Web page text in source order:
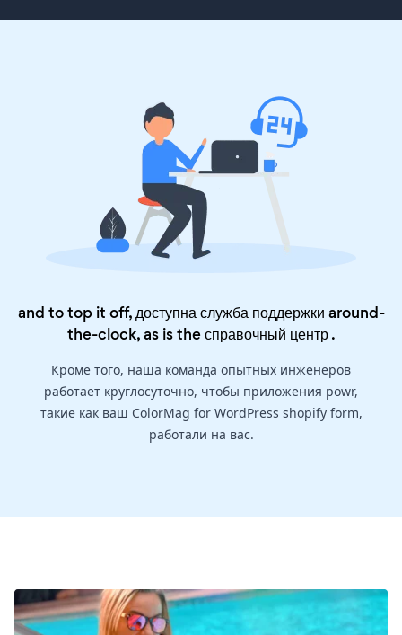
and to top it off, доступна служба поддержки around-
the-clock, as is theсправочный центр.
Кроме того, наша команда опытных инженеров
работает круглосуточно, чтобы приложения powr,
такие как ваш ColorMag for WordPress shopify form,
работали на вас.